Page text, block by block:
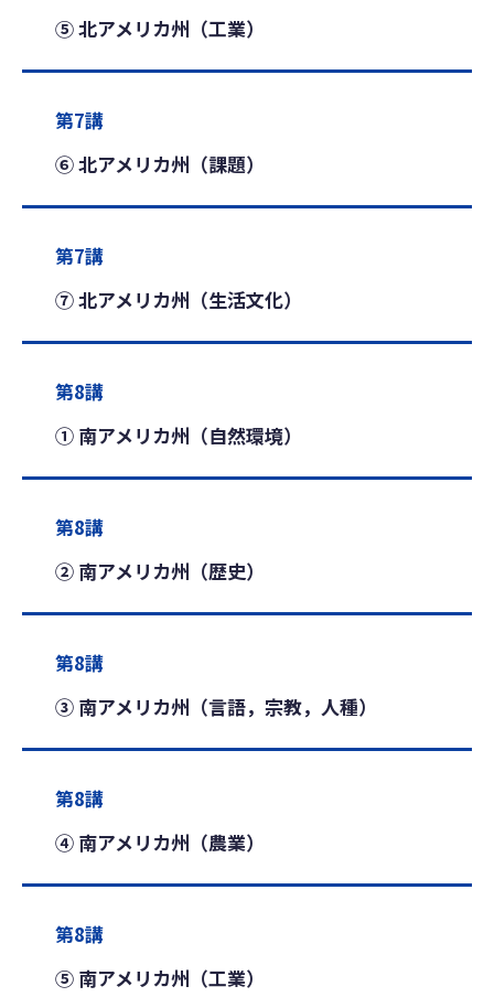
⑤ 北アメリカ州（工業）
第7講
⑥ 北アメリカ州（課題）
第7講
⑦ 北アメリカ州（生活文化）
第8講
① 南アメリカ州（自然環境）
第8講
② 南アメリカ州（歴史）
第8講
③ 南アメリカ州（言語，宗教，人種）
第8講
④ 南アメリカ州（農業）
第8講
⑤ 南アメリカ州（工業）